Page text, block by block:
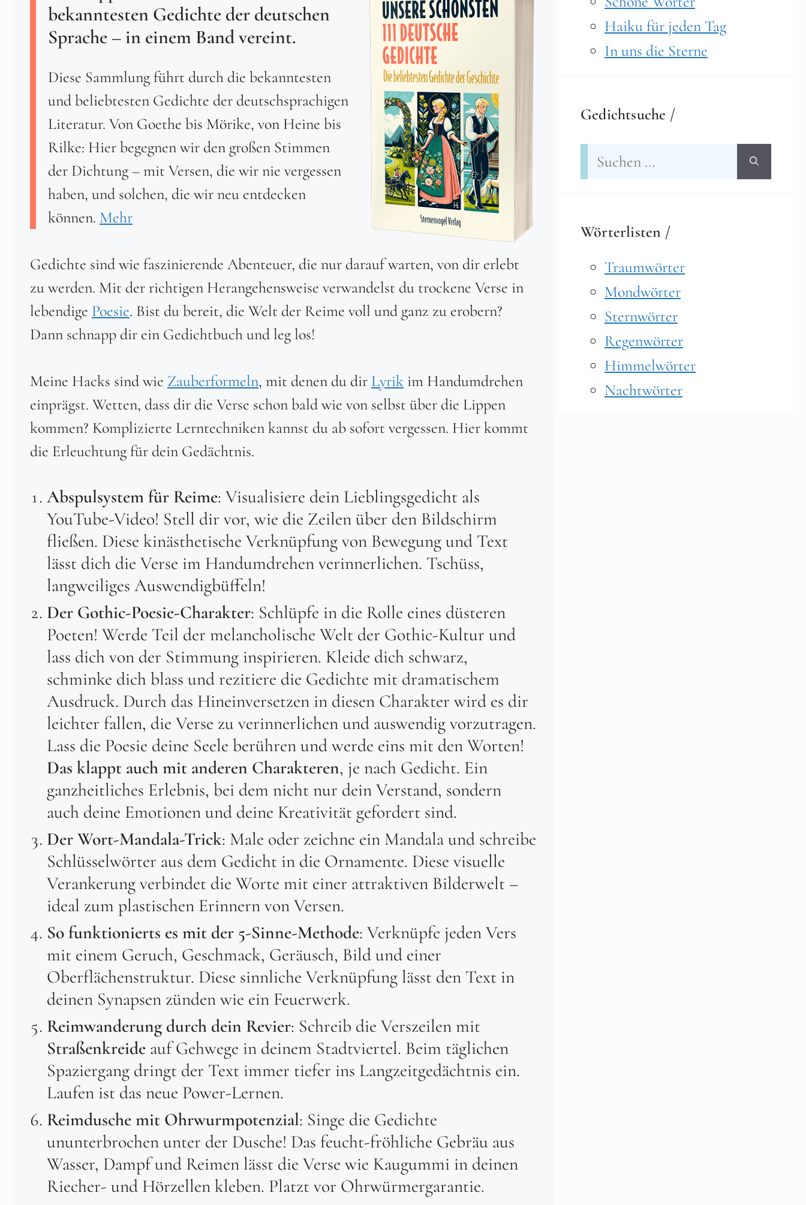
bekanntesten Gedichte der deutschen
Sprache – in einem Band vereint.
Diese Sammlung führt durch die bekanntesten
und beliebtesten Gedichte der deutschsprachigen
Literatur. Von Goethe bis Mörike, von Heine bis
Rilke: Hier begegnen wir den großen Stimmen
der Dichtung – mit Versen, die wir nie vergessen
haben, und solchen, die wir neu entdecken
können. Mehr
Gedichte sind wie faszinierende Abenteuer, die nur darauf warten, von dir erlebt
zu werden. Mit der richtigen Herangehensweise verwandelst du trockene Verse in
lebendige Poesie. Bist du bereit, die Welt der Reime voll und ganz zu erobern?
Dann schnapp dir ein Gedichtbuch und leg los!
Meine Hacks sind wie Zauberformeln, mit denen du dir Lyrik im Handumdrehen
einprägst. Wetten, dass dir die Verse schon bald wie von selbst über die Lippen
kommen? Komplizierte Lerntechniken kannst du ab sofort vergessen. Hier kommt
die Erleuchtung für dein Gedächtnis.
Abspulsystem für Reime: Visualisiere dein Lieblingsgedicht als
YouTube-Video! Stell dir vor, wie die Zeilen über den Bildschirm
fließen. Diese kinästhetische Verknüpfung von Bewegung und Text
lässt dich die Verse im Handumdrehen verinnerlichen. Tschüss,
langweiliges Auswendigbüffeln!
Der Gothic-Poesie-Charakter: Schlüpfe in die Rolle eines düsteren
Poeten! Werde Teil der melancholische Welt der Gothic-Kultur und
lass dich von der Stimmung inspirieren. Kleide dich schwarz,
schminke dich blass und rezitiere die Gedichte mit dramatischem
Ausdruck. Durch das Hineinversetzen in diesen Charakter wird es dir
leichter fallen, die Verse zu verinnerlichen und auswendig vorzutragen.
Lass die Poesie deine Seele berühren und werde eins mit den Worten!
Das klappt auch mit anderen Charakteren, je nach Gedicht. Ein
ganzheitliches Erlebnis, bei dem nicht nur dein Verstand, sondern
auch deine Emotionen und deine Kreativität gefordert sind.
Der Wort-Mandala-Trick: Male oder zeichne ein Mandala und schreibe
Schlüsselwörter aus dem Gedicht in die Ornamente. Diese visuelle
Verankerung verbindet die Worte mit einer attraktiven Bilderwelt –
ideal zum plastischen Erinnern von Versen.
So funktionierts es mit der 5-Sinne-Methode: Verknüpfe jeden Vers
mit einem Geruch, Geschmack, Geräusch, Bild und einer
Oberflächenstruktur. Diese sinnliche Verknüpfung lässt den Text in
deinen Synapsen zünden wie ein Feuerwerk.
Reimwanderung durch dein Revier: Schreib die Verszeilen mit
Straßenkreide auf Gehwege in deinem Stadtviertel. Beim täglichen
Spaziergang dringt der Text immer tiefer ins Langzeitgedächtnis ein.
Laufen ist das neue Power-Lernen.
Reimdusche mit Ohrwurmpotenzial: Singe die Gedichte
ununterbrochen unter der Dusche! Das feucht-fröhliche Gebräu aus
Wasser, Dampf und Reimen lässt die Verse wie Kaugummi in deinen
Riecher- und Hörzellen kleben. Platzt vor Ohrwürmergarantie.
Haiku für jeden Tag
In uns die Sterne
Gedichtsuche /
Suchen
nach:
Wörterlisten /
Traumwörter
Mondwörter
Sternwörter
Regenwörter
Himmelwörter
Nachtwörter